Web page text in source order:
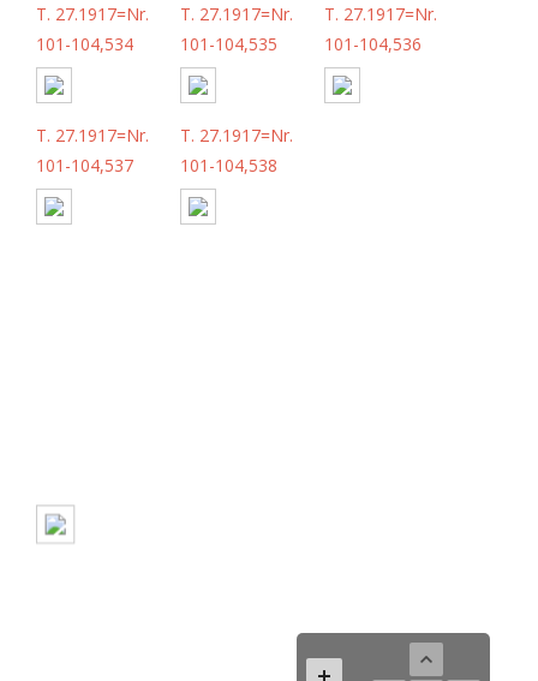
T. 27.1917=Nr.
101-104,534
T. 27.1917=Nr.
101-104,535
T. 27.1917=Nr.
101-104,536
T. 27.1917=Nr.
101-104,537
T. 27.1917=Nr.
101-104,538